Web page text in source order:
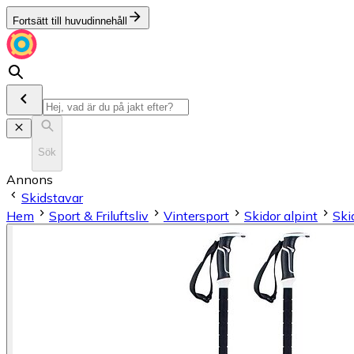
Fortsätt till huvudinnehåll
Sök
Annons
Skidstavar
Hem
Sport & Friluftsliv Vintersport Skidor alpint